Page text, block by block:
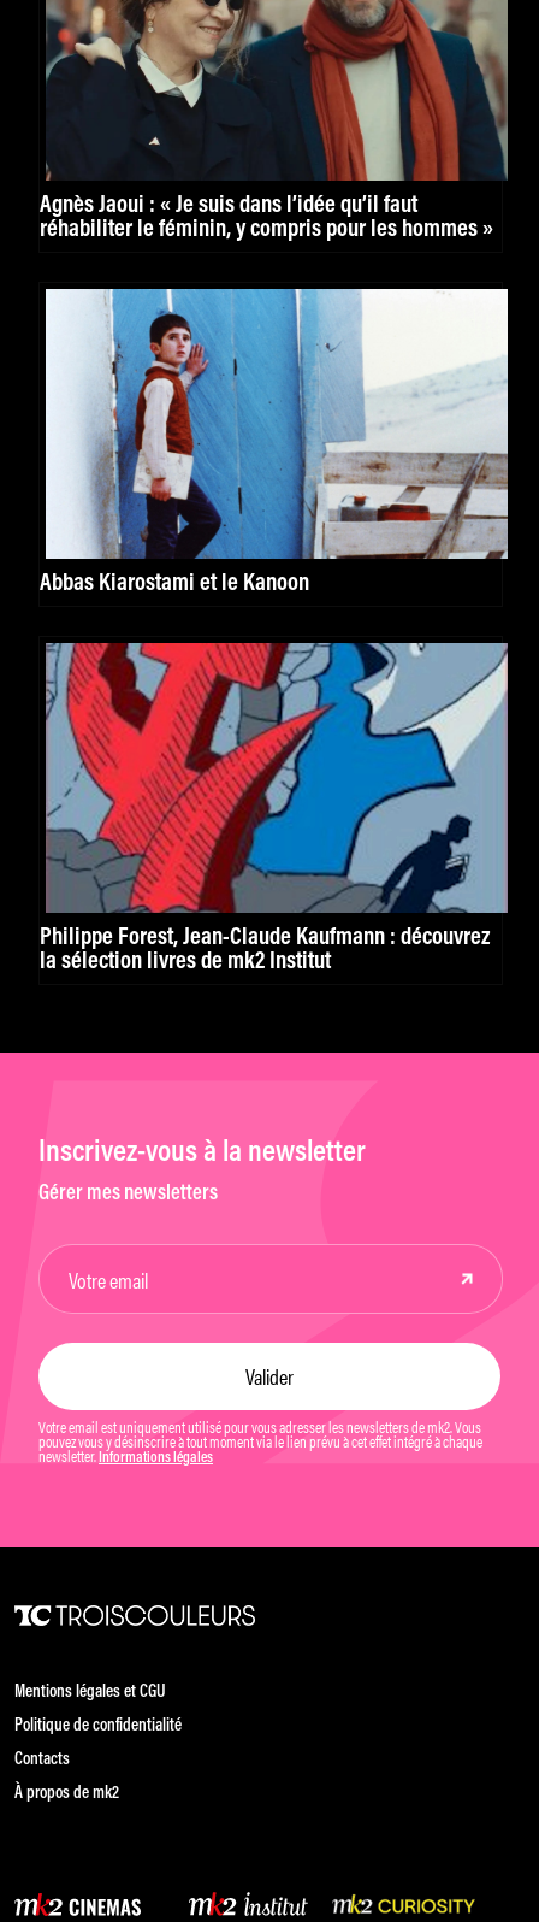
Agnès Jaoui : « Je suis dans l’idée qu’il faut
réhabiliter le féminin, y compris pour les hommes »
Abbas Kiarostami et le Kanoon
Philippe Forest, Jean-Claude Kaufmann : découvrez
la sélection livres de mk2 Institut
Inscrivez-vous à la newsletter
Gérer mes newsletters
Votre email est uniquement utilisé pour vous adresser les newsletters de mk2. Vous
pouvez vous y désinscrire à tout moment via le lien prévu à cet effet intégré à chaque
newsletter. Informations légales
Mentions légales et CGU
Politique de confidentialité
Contacts
À propos de mk2